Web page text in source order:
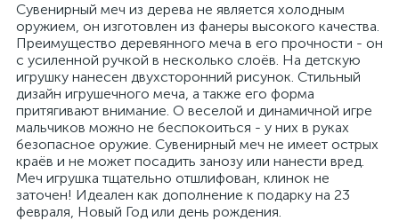
Сувенирный меч из дерева не является холодным
оружием, он изготовлен из фанеры высокого качества.
Преимущество деревянного меча в его прочности - он
с усиленной ручкой в несколько слоёв. На детскую
игрушку нанесен двухсторонний рисунок. Стильный
дизайн игрушечного меча, а также его форма
притягивают внимание. О веселой и динамичной игре
мальчиков можно не беспокоиться - у них в руках
безопасное оружие. Сувенирный меч не имеет острых
краёв и не может посадить занозу или нанести вред.
Меч игрушка тщательно отшлифован, клинок не
заточен! Идеален как дополнение к подарку на 23
февраля, Новый Год или день рождения.